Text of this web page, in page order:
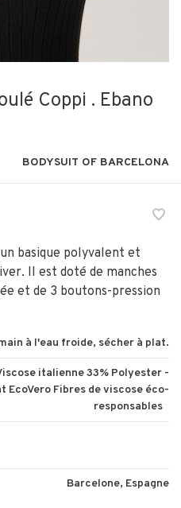
Coppi . Ebano
BODYSUIT OF BARCELONA
basique polyvalent et
Il est doté de manches
et de 3 boutons-pression
à l'eau froide, sécher à plat.
italienne 33% Polyester -
EcoVero Fibres de viscose éco-
responsables
Barcelone, Espagne